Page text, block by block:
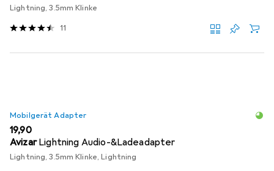
Lightning, 3.5mm Klinke
11
Mobilgerät Adapter
EUR
19,90
Avizar Lightning Audio-&Ladeadapter
Lightning, 3.5mm Klinke, Lightning